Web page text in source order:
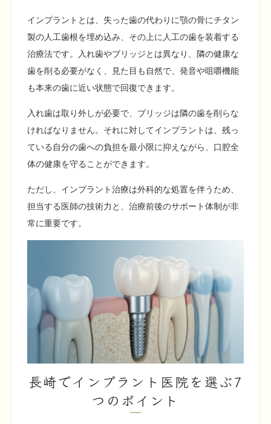
インプラントとは、失った歯の代わりに顎の骨にチタン
製の人工歯根を埋め込み、その上に人工の歯を装着する
治療法です。入れ歯やブリッジとは異なり、隣の健康な
歯を削る必要がなく、見た目も自然で、発音や咀嚼機能
も本来の歯に近い状態で回復できます。
入れ歯は取り外しが必要で、ブリッジは隣の歯を削らな
ければなりません。それに対してインプラントは、残っ
ている自分の歯への負担を最小限に抑えながら、口腔全
体の健康を守ることができます。
ただし、インプラント治療は外科的な処置を伴うため、
担当する医師の技術力と、治療前後のサポート体制が非
常に重要です。
長崎でインプラント医院を選ぶ7
つのポイント